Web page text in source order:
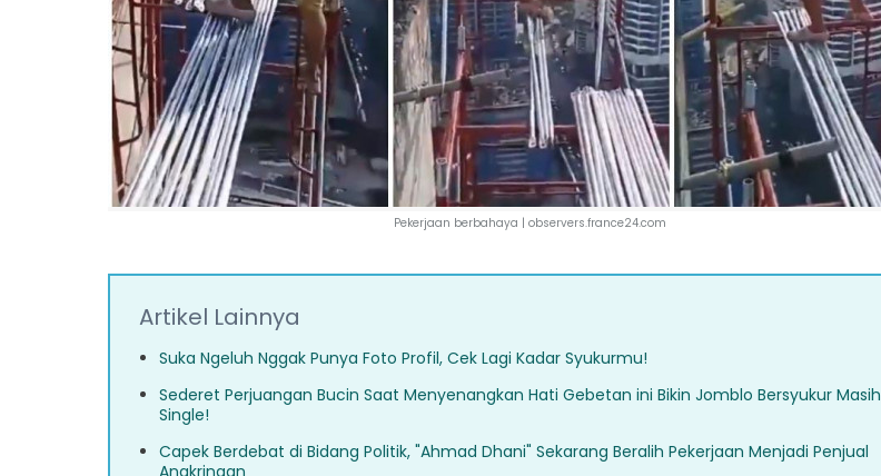
Pekerjaan berbahaya | observers.france24.com
Artikel Lainnya
Suka Ngeluh Nggak Punya Foto Profil, Cek Lagi Kadar Syukurmu!
Sederet Perjuangan Bucin Saat Menyenangkan Hati Gebetan ini Bikin Jomblo Bersyukur Masih
Single!
Capek Berdebat di Bidang Politik, "Ahmad Dhani" Sekarang Beralih Pekerjaan Menjadi Penjual
Angkringan